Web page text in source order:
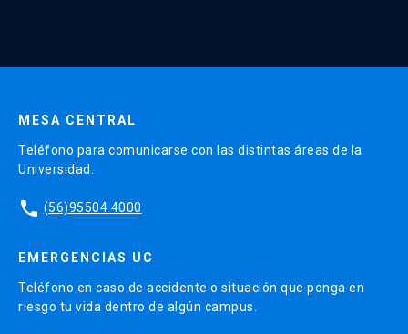
MESA CENTRAL
Teléfono para comunicarse con las distintas áreas de la
Universidad.
phone (56)95504 4000
EMERGENCIAS UC
Teléfono en caso de accidente o situación que ponga en
riesgo tu vida dentro de algún campus.